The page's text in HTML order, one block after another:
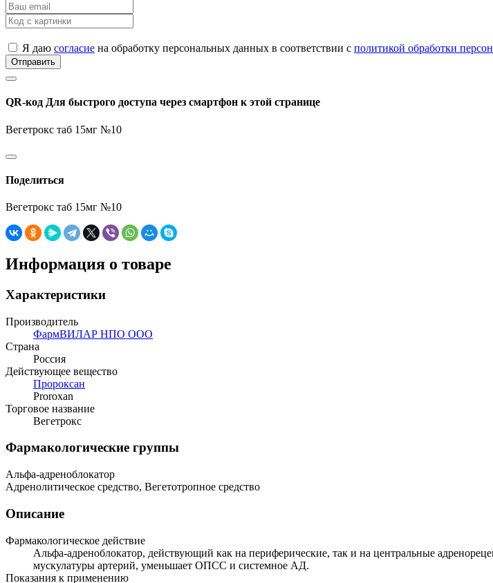
Я даю согласие на обработку персональных данных в соответствии с политикой обработки
Отправить
QR-код Для быстрого доступа через смартфон к этой странице
Вегетрокс таб 15мг №10
Поделиться
Вегетрокс таб 15мг №10
Информация о товаре
Характеристики
Производитель
ФармВИЛАР НПО ООО
Страна
Россия
Действующее вещество
Пророксан
Proroxan
Торговое название
Вегетрокс
Фармакологические группы
Альфа-адреноблокатор
Адренолитическое средство, Вегетотропное средство
Описание
Фармакологическое действие
Альфа-адреноблокатор, действующий как на периферические, так и на центральные
мускулатуры артерий, уменьшает ОПСС и системное АД.
Показания к применению